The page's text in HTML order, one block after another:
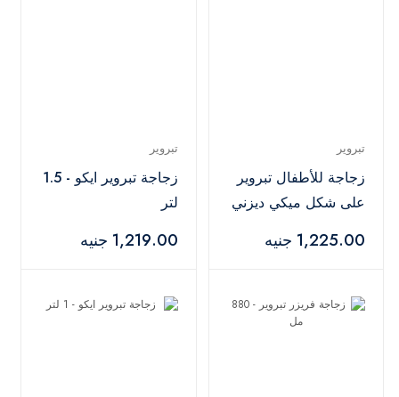
تبروير
زجاجة للأطفال تبروير
على شكل ميكي ديزني
1,225.00 جنيه
تبروير
زجاجة تبروير ايكو - 1.5
لتر
1,219.00 جنيه